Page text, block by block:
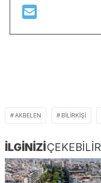
AKBELEN BILIRKIŞI
İLGİNİZİÇEKEBİLİR